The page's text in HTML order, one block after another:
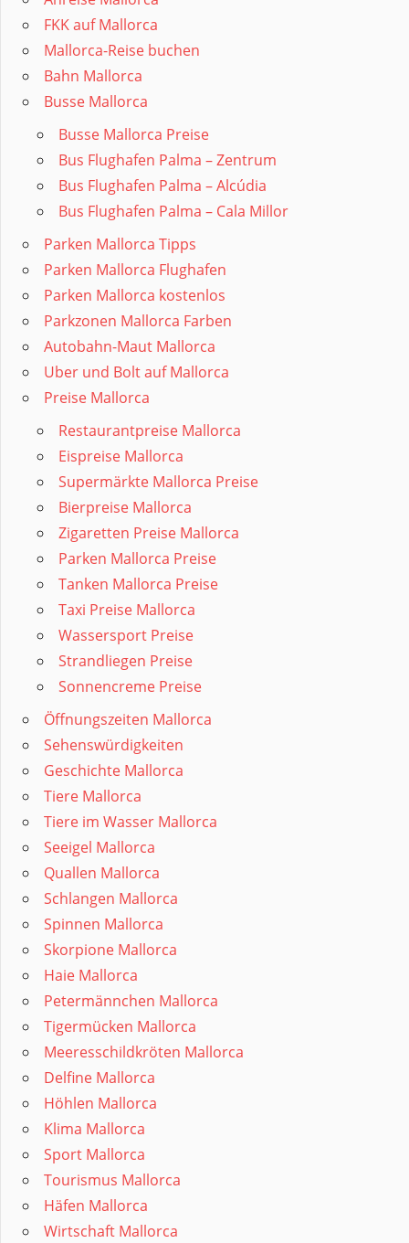
FKK auf Mallorca
Mallorca-Reise buchen
Bahn Mallorca
Busse Mallorca
Busse Mallorca Preise
Bus Flughafen Palma – Zentrum
Bus Flughafen Palma – Alcúdia
Bus Flughafen Palma – Cala Millor
Parken Mallorca Tipps
Parken Mallorca Flughafen
Parken Mallorca kostenlos
Parkzonen Mallorca Farben
Autobahn-Maut Mallorca
Uber und Bolt auf Mallorca
Preise Mallorca
Restaurantpreise Mallorca
Eispreise Mallorca
Supermärkte Mallorca Preise
Bierpreise Mallorca
Zigaretten Preise Mallorca
Parken Mallorca Preise
Tanken Mallorca Preise
Taxi Preise Mallorca
Wassersport Preise
Strandliegen Preise
Sonnencreme Preise
Öffnungszeiten Mallorca
Sehenswürdigkeiten
Geschichte Mallorca
Tiere Mallorca
Tiere im Wasser Mallorca
Seeigel Mallorca
Quallen Mallorca
Schlangen Mallorca
Spinnen Mallorca
Skorpione Mallorca
Haie Mallorca
Petermännchen Mallorca
Tigermücken Mallorca
Meeresschildkröten Mallorca
Delfine Mallorca
Höhlen Mallorca
Klima Mallorca
Sport Mallorca
Tourismus Mallorca
Häfen Mallorca
Wirtschaft Mallorca